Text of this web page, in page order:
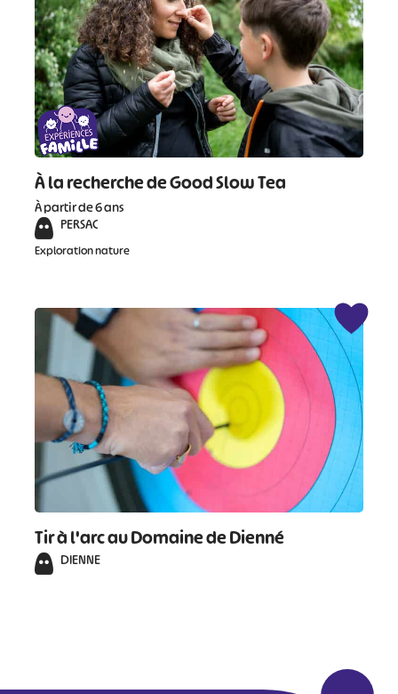
À la recherche de Good Slow Tea
À partir de 6 ans
PERSAC
Exploration nature
Tir à l'arc au Domaine de Dienné
DIENNE